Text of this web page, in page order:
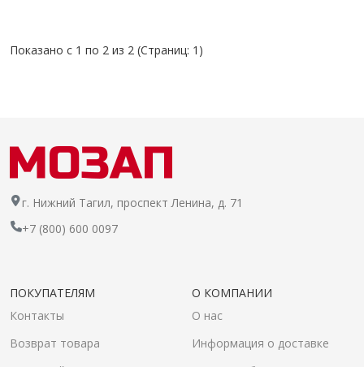
Показано с 1 по 2 из 2 (Страниц: 1)
г. Нижний Тагил, проспект Ленина, д. 71
+7 (800) 600 0097
ПОКУПАТЕЛЯМ
Контакты
Возврат товара
О КОМПАНИИ
О нас
Информация о доставке